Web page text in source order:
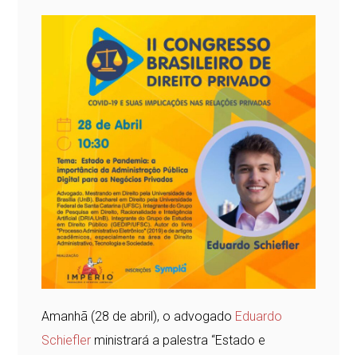
Amanhã (28 de abril), o advogado Eduardo
Schiefler ministrará a palestra “Estado e